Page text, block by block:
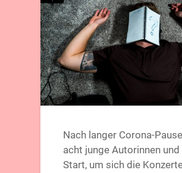
Nach langer Corona-
acht junge Autorinnen
Start, um sich die